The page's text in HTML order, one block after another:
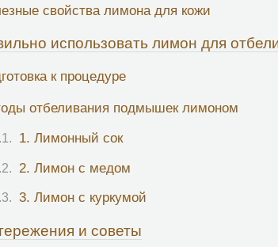
свойства лимона для кожи
использовать лимон для
к процедуре
отбеливания подмышек лимоном
1. Лимонный сок
2. Лимон с медом
3. Лимон с куркумой
и советы